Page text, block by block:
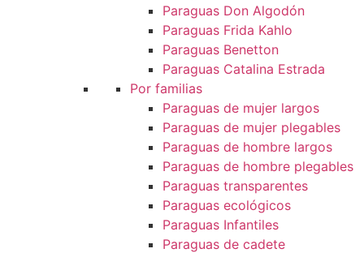
Paraguas Don Algodón
Paraguas Frida Kahlo
Paraguas Benetton
Paraguas Catalina Estrada
Por familias
Paraguas de mujer largos
Paraguas de mujer plegables
Paraguas de hombre largos
Paraguas de hombre plegables
Paraguas transparentes
Paraguas ecológicos
Paraguas Infantiles
Paraguas de cadete